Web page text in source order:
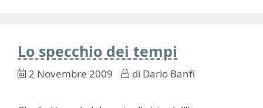
Lo specchio dei tempi
2 Novembre 2009 di Dario Banfi